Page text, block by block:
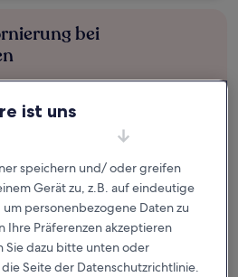
bei
für jede
Übernachtung
Preisen für Mitglieder
für diese Daten
ist uns
speichern und/ oder greifen
Gerät zu, z.B. auf eindeutige
personenbezogene Daten zu
Ihre Präferenzen akzeptieren
Sie dazu bitte unten oder
Seite der Datenschutzrichtlinie.